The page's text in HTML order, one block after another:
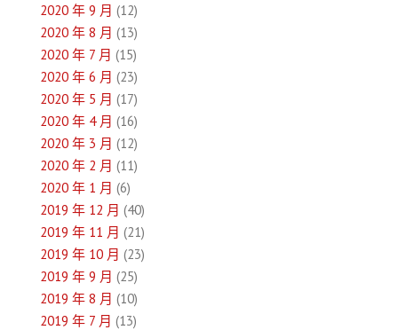
2020 年 9 月 (12)
2020 年 8 月 (13)
2020 年 7 月 (15)
2020 年 6 月 (23)
2020 年 5 月 (17)
2020 年 4 月 (16)
2020 年 3 月 (12)
2020 年 2 月 (11)
2020 年 1 月 (6)
2019 年 12 月 (40)
2019 年 11 月 (21)
2019 年 10 月 (23)
2019 年 9 月 (25)
2019 年 8 月 (10)
2019 年 7 月 (13)